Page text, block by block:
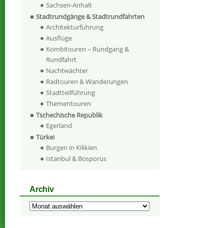
Sachsen-Anhalt
Stadtrundgänge & Stadtrundfahrten
Architekturführung
Ausflüge
Kombitouren – Rundgang &
Rundfahrt
Nachtwächter
Radtouren & Wanderungen
Stadtteilführung
Thementouren
Tschechische Republik
Egerland
Türkei
Burgen in Kilikien
Istanbul & Bosporus
Archiv
Archiv